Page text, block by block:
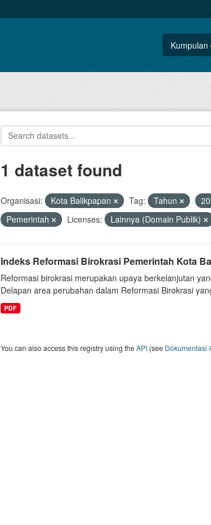
Kumpulan
1 dataset found
Organisasi: Kota Balikpapan Tag: Tahun
Pemerintah
Licenses: Lainnya (Domain Publik)
Indeks Reformasi Birokrasi Pemerintah Kota
Reformasi birokrasi merupakan upaya berkelanjutan
Delapan area perubahan dalam Reformasi Birokrasi
PDF
You can also access this registry using theAPI(see Dokumentasi